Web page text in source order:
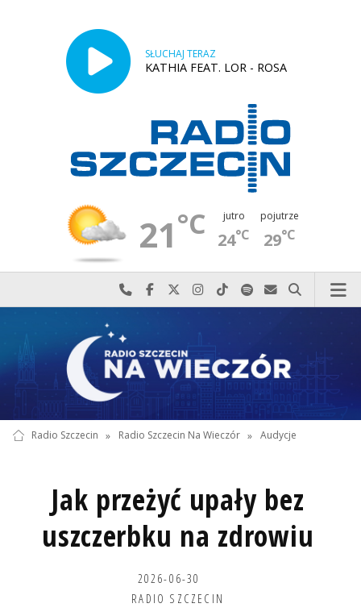
SŁUCHAJ TERAZ
KATHIA FEAT. LOR - ROSA
21°C jutro
24°C
pojutrze
29°C
Najlepiej po prostu do nas zadzwoń
Odwiedź nas na Facebook-u
Odwiedź nas na X
Odwiedź nas na Instagram-ie
Odwiedź nas na TikTok-u
Szukaj nas na Spotify
Wyślij do nas
Szukaj
Radio Szczecin » Radio Szczecin Na Wieczór » Audycje
Jak przeżyć upały bez
uszczerbku na zdrowiu
2026-06-30
RADIO SZCZECIN